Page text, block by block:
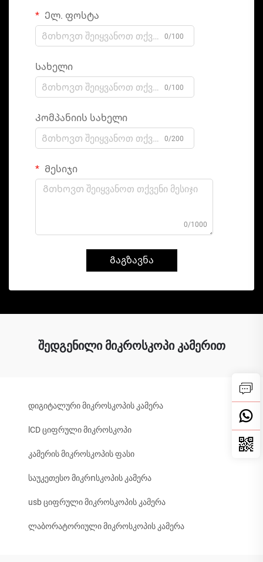
Ელ. ფოსტა
0/100
Სახელი
0/100
Კომპანიის სახელი
0/200
Მესიჯი
0/1000
Გაგზავნა
შედგენილი მიკროსკოპი კამერით
დიგიტალური მიკროსკოპის კამერა
lCD ციფრული მიკროსკოპი
კამერის მიკროსკოპის ფასი
საუკეთესო მიკრոსკოპის კამერა
usb ციფრული მიკროსკოპის კამერა
ლაბორატორიული მიკროსკოპის კამერა